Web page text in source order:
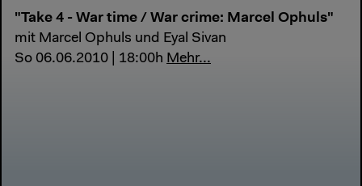
"Take 4 - War time / War crime: Marcel Ophuls"
mit Marcel Ophuls und Eyal Sivan
So 06.06.2010 | 18:00h Mehr...